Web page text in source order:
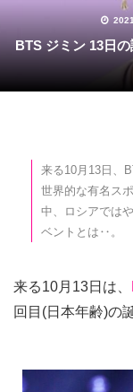
BTS ジミン 13日の誕生日‥ロシアのランドマークが紫に染ま
来る10月13日、
世界的な有名ス
中、ロシアでは
ベントとは‥。
来る10月13日は、
回目(日本年齢)の